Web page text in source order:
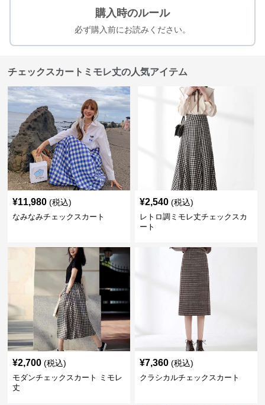
購入時のルール
必ず購入前にお読みください。
チェックスカートミモレ丈の人気アイテム
¥11,980 (税込)
なみなみチェックスカート
¥2,540 (税込)
レトロ調ミモレ丈チェックスカ
ート
¥2,700 (税込)
モダンチェックスカート ミモレ
丈
¥7,360 (税込)
クラシカルチェックスカート